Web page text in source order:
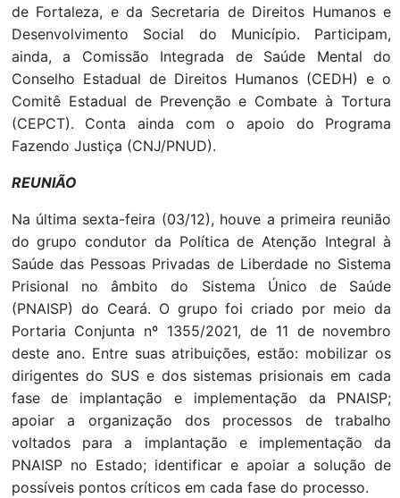
de Fortaleza, e da Secretaria de Direitos Humanos e
Desenvolvimento Social do Município. Participam,
ainda, a Comissão Integrada de Saúde Mental do
Conselho Estadual de Direitos Humanos (CEDH) e o
Comitê Estadual de Prevenção e Combate à Tortura
(CEPCT). Conta ainda com o apoio do Programa
Fazendo Justiça (CNJ/PNUD).
REUNIÃO
Na última sexta-feira (03/12), houve a primeira reunião
do grupo condutor da Política de Atenção Integral à
Saúde das Pessoas Privadas de Liberdade no Sistema
Prisional no âmbito do Sistema Único de Saúde
(PNAISP) do Ceará. O grupo foi criado por meio da
Portaria Conjunta nº 1355/2021, de 11 de novembro
deste ano. Entre suas atribuições, estão: mobilizar os
dirigentes do SUS e dos sistemas prisionais em cada
fase de implantação e implementação da PNAISP;
apoiar a organização dos processos de trabalho
voltados para a implantação e implementação da
PNAISP no Estado; identificar e apoiar a solução de
possíveis pontos críticos em cada fase do processo.